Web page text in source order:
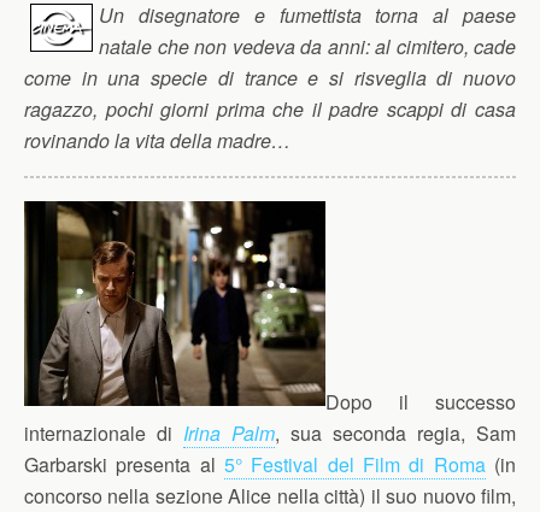
Un disegnatore e fumettista torna al paese
natale che non vedeva da anni: al cimitero, cade
come in una specie di trance e si risveglia di nuovo
ragazzo, pochi giorni prima che il padre scappi di casa
rovinando la vita della madre…
Dopo il successo
internazionale di Irina Palm, sua seconda regia, Sam
Garbarski presenta al 5° Festival del Film di Roma(in
concorso nella sezione Alice nella città) il suo nuovo film,